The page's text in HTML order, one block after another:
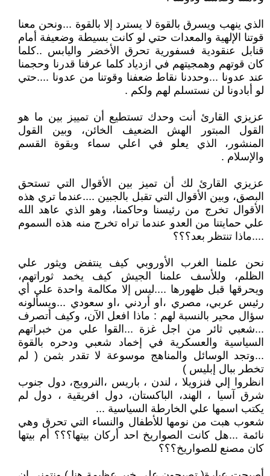
الذي ينهب ويسرق بالقوة لا يسترد إلا بالقوة ...ونحن معنا
قوتنا الإلهية والمعدات حتي لو كانت بسيطة وضعيفة أمام
قنابل عنقودية فسفورية تحرق الأخضر واليابس ..كلما
كان قوتهم وهمجيتهم في ازدياد كلما عرفنا قدرنا وحجمنا
عند عدونا ...وحددنا نقاط ضعفنا وقوتنا من عدونا ....حتي
لو أبادونا لن نستسلم لهم ولكم .
عزيزي القارئ أنت وحدك تستطيع أن تمييز بين ما هو
القول المبتور الهش الضعيف الخائن، وبين القول
المنشور، الذي يعلو في اعلي سماء وبقوة القسم
والإسلام .
عزيزي القارئ لك أن تميز بين الأقوال التي تستحق
البصق، وبين الأقوال التي تقبل بالجبين ....عندما تري هذه
الأقوال تخرج من رئيسنا وحاكمنا، وهو الذي عاهد الله
علي حمايتنا من العدو عندما تراه تخرج منه هذه السموم
....ماذا تنتظر بعد؟؟؟
نحن علمنا الغرب الأوروبي كيف ينتفض ويثور علي
الظلم، وللأسف علمنا الجيش كيف يخمد ثوراتهم،
ويحرقها قبل ظهورها ....ليس إلا مكالمة واحدة علي أي
رئيس عربي، مصري ،او أردني ،او سعودي ...ويسألونه
سؤال محير بالنسبة لهم : ماذا افعل الآن، وكيف أتصرف
...شعبي ثائر من اجل غزة ...القوا علي من خبراتهم
السياسية والعسكرية في إخماد شعبي ودحره بالقوة
...وتجد الوسائل والمناهج موسوعة لا تقدر بثمن ( لم
تخطر ببال إبليس )
انظروا إلي فنزويلا ، لندن ، باريس ،النرويج، دول جنوب
شرق آسيا ، الهند، الباكستان، دول افريقية ، دول لم
يكتب اسمها علي الخارطة السياسية ...
شعوب هبت من نومها للأطفال والنساء التي تحرق وهي
نائمة ...هل كانت الصواريخ احد أركان بيتها؟؟؟ أم بيتها
كان مصنع للصواريخ؟؟؟